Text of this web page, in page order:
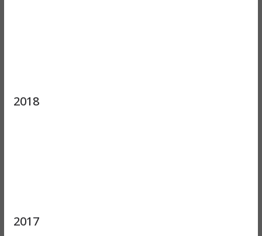
2018
2017